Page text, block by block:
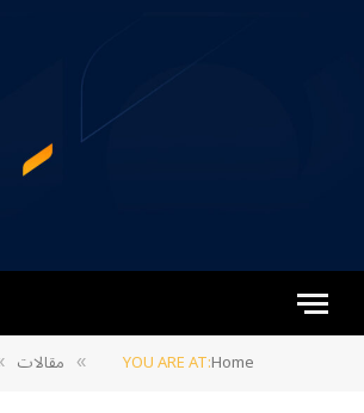
YOU ARE AT:Home
» مقالات